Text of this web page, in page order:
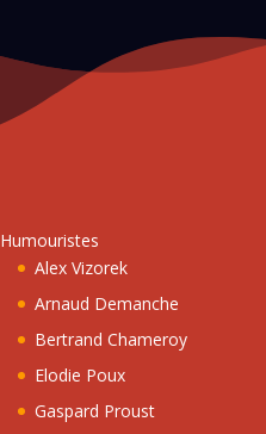
Humouristes
Alex Vizorek
Arnaud Demanche
Bertrand Chameroy
Elodie Poux
Gaspard Proust